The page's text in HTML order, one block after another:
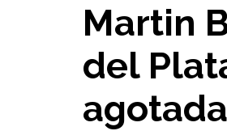
Martin
del